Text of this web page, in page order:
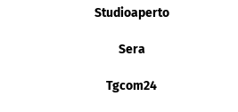
Studioaperto
Sera
Tgcom24